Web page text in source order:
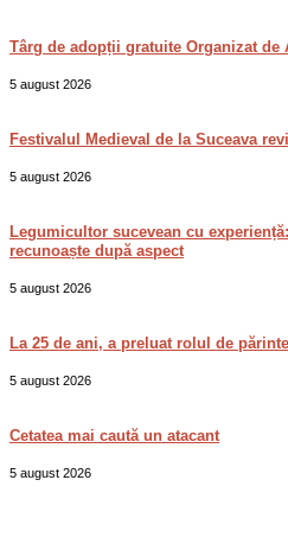
Târg de adopții gratuite Organizat de
5 august 2026
Festivalul Medieval de la Suceava
5 august 2026
Legumicultor sucevean cu
recunoaște după aspect
5 august 2026
La 25 de ani, a preluat rolul de
5 august 2026
Cetatea mai caută un atacant
5 august 2026